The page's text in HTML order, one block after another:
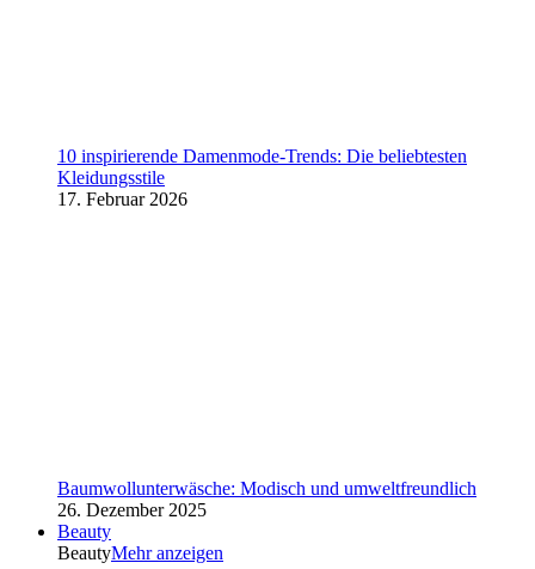
10 inspirierende Damenmode-Trends: Die beliebtesten
Kleidungsstile
17. Februar 2026
Baumwollunterwäsche: Modisch und umweltfreundlich
26. Dezember 2025
Beauty
BeautyMehr anzeigen